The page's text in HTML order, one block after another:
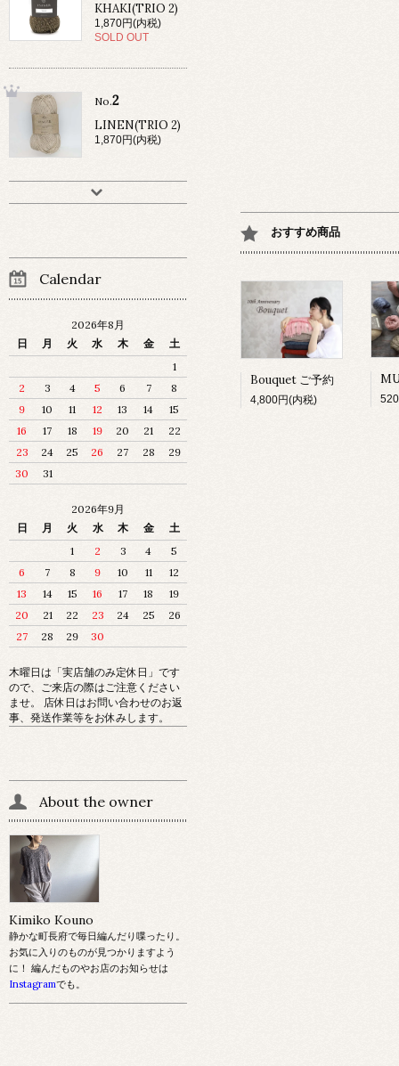
おすすめ商品
Bouquet ご予約
4,800円(内税)
KHAKI(TRIO 2)
1,870円(内税)
SOLD OUT
No.2
LINEN(TRIO 2)
1,870円(内税)
Calendar
2026年8月
日
月 火 水 木 金
土
1
2
3 4 5 6 7
8
9
10 11 12 13 14
15
16
17 18 19 20 21
22
23
24 25 26 27 28
29
30
31
2026年9月
日
月 火 水 木 金
土
1
2 3 4
5
6
7 8 9 10 11
12
13
14 15 16 17 18
19
20
21 22 23 24 25
26
27
28 29 30
木曜日は「実店舗のみ定休日」です
ので、ご来店の際はご注意ください
ませ。 店休日はお問い合わせのお返
事、発送作業等をお休みします。
About the owner
Kimiko Kouno
静かな町長府で毎日編んだり喋ったり。
お気に入りのものが見つかりますよう
に！ 編んだものやお店のお知らせは
Instagramでも。